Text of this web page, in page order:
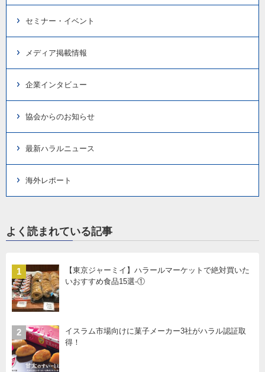
セミナー・イベント
メディア掲載情報
企業インタビュー
協会からのお知らせ
最新ハラルニュース
海外レポート
よく読まれている記事
1
【東京ジャーミイ】ハラールマーケットで絶対買いた
いおすすめ食品15選-①
2
イスラム市場向けに菓子メーカー3社がハラル認証取
得！